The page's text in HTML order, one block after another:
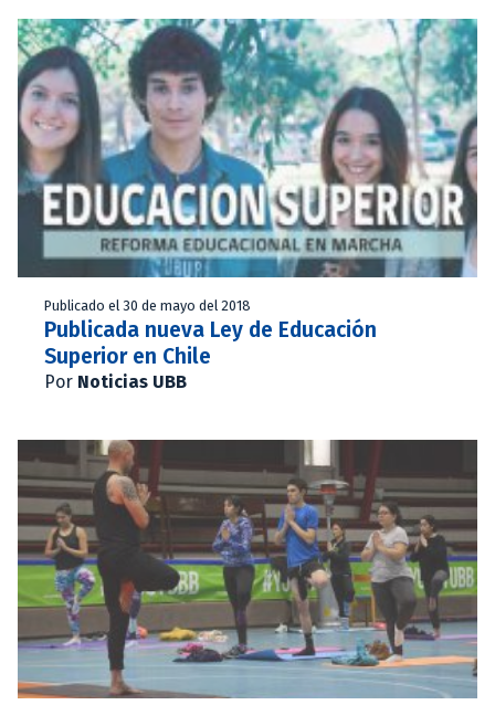
Publicado el 30 de mayo del 2018
Publicada nueva Ley de Educación
Superior en Chile
Por Noticias UBB